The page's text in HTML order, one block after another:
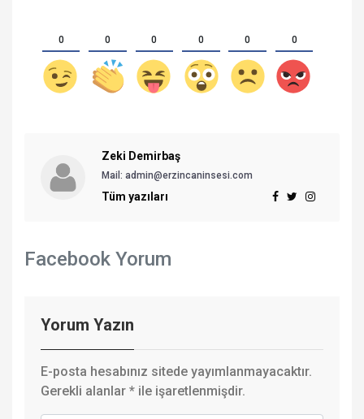
0 0 0 0 0 0
Zeki Demirbaş
Mail: admin@erzincaninsesi.com
Tüm yazıları
Facebook Yorum
Yorum Yazın
E-posta hesabınız sitede yayımlanmayacaktır.
Gerekli alanlar * ile işaretlenmişdir.